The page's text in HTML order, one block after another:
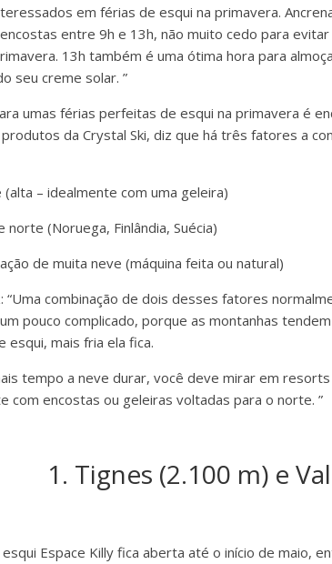
​​em férias de esqui na primavera.
entre 9h e 13h, não muito cedo para
13h também é uma ótima hora para
seu creme solar. ”
umas férias perfeitas de esqui na primavera é
da Crystal Ski, diz que há três fatores a
(alta – idealmente com uma geleira)
norte (Noruega, Finlândia, Suécia)
de muita neve (máquina feita ou natural)
“Uma combinação de dois desses fatores
pouco complicado, porque as montanhas
esqui, mais fria ela fica.
tempo a neve durar, você deve mirar em
com encostas ou geleiras voltadas para o norte. ”
1. Tignes (2.100 m) e
Espace Killy fica aberta até o início de maio,